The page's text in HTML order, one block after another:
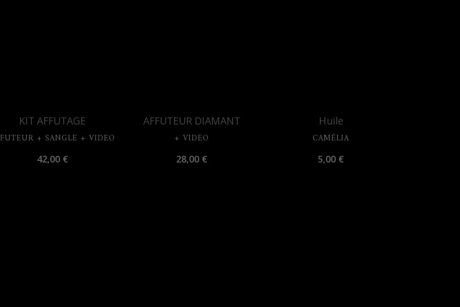
KIT AFFUTAGE
+ SANGLE + VIDEO
42,00 €
AFFUTEUR DIAMANT
+ VIDEO
28,00 €
Découvrir
Huile
CAMÉLIA
5,00 €